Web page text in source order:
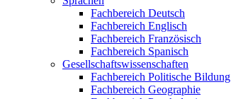
Fachbereich Deutsch
Fachbereich Englisch
Fachbereich Französisch
Fachbereich Spanisch
Gesellschaftswissenschaften
Fachbereich Politische Bildung
Fachbereich Geographie